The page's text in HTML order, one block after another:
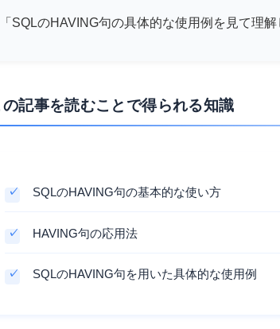
「SQLのHAVING句の具体的な使用例を見て理解
記事を読むことで得られる知識
SQLのHAVING句の基本的な使い方
HAVING句の応用法
SQLのHAVING句を用いた具体的な使用例